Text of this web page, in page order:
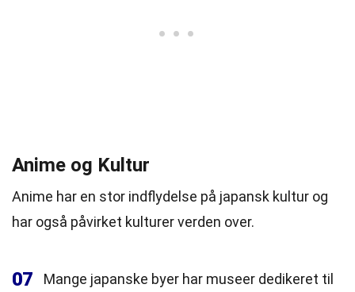
Anime og Kultur
Anime har en stor indflydelse på japansk kultur og
har også påvirket kulturer verden over.
07 Mange japanske byer har museer dedikeret til